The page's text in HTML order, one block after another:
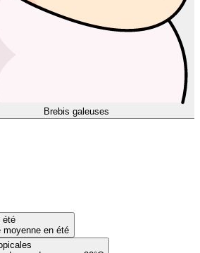
Brebis galeuses
été
moyenne en été